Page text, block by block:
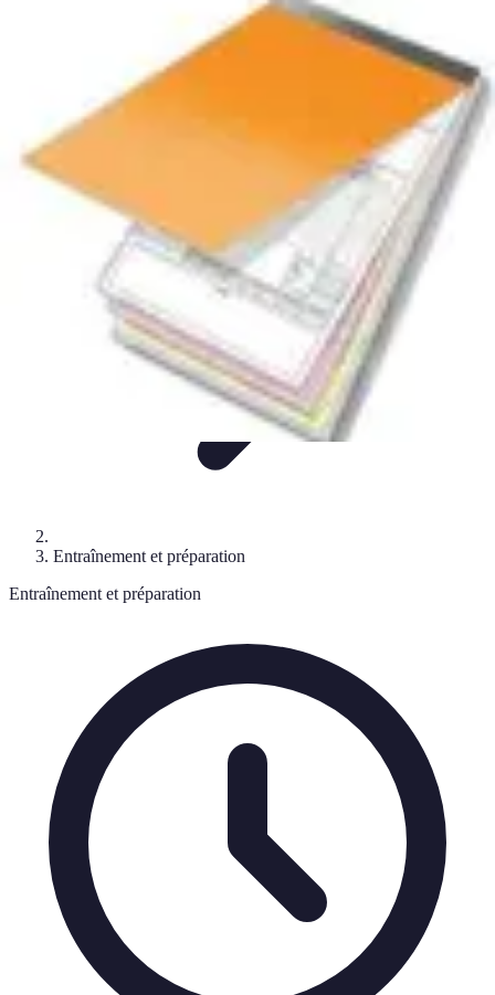
Cyclisme
Easy Sport Advice
Entraînement et préparation
Entraînement et préparation